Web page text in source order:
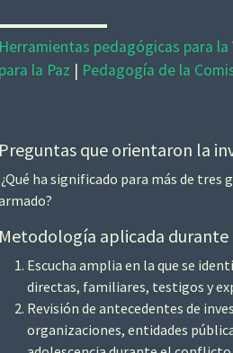
Herramientas pedagógicas para la
para la Paz | Pedagogía de la
Preguntas que orientaron la
¿Qué ha significado para más de
Metodología aplicada durante
Escucha amplia en la que se
directas, familiares, testigos y
Revisión de antecedentes de
organizaciones, entidades